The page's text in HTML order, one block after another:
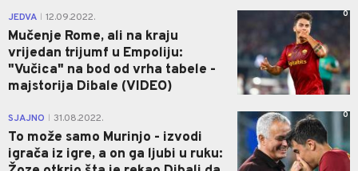
JEDVA 12.09.2022.
Mučenje Rome, ali na kraju
vrijedan trijumf u Empoliju:
"Vučica" na bod od vrha tabele -
majstorija Dibale (VIDEO)
0
SJAJNO 31.08.2022.
To može samo Murinjo - izvodi
igrača iz igre, a on ga ljubi u ruku:
0